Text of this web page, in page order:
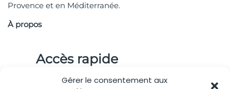
Gérer le consentement aux
Provence et en Méditerranée.
À propos
Accès rapide